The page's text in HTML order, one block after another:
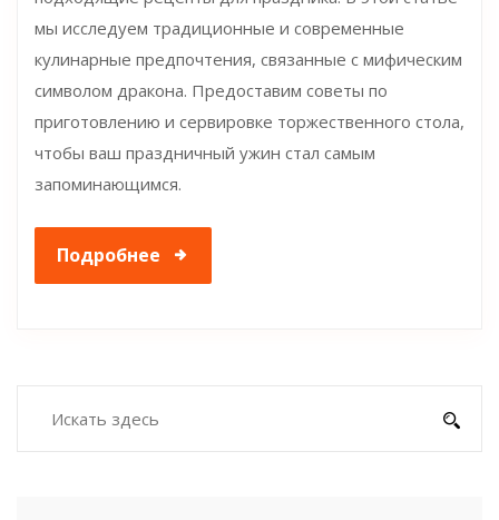
мы исследуем традиционные и современные
кулинарные предпочтения, связанные с мифическим
символом дракона. Предоставим советы по
приготовлению и сервировке торжественного стола,
чтобы ваш праздничный ужин стал самым
запоминающимся.
Подробнее